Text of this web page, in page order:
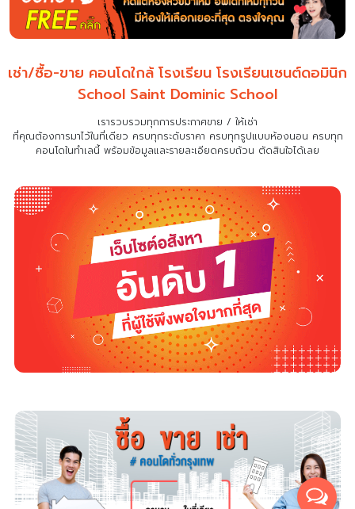
เช่า/ซื้อ-ขาย คอนโดใกล้ โรงเรียน โรงเรียนเซนต์ดอมินิก
School Saint Dominic School
เรารวบรวมทุกการประกาศขาย / ให้เช่า
ที่คุณต้องการมาไว้ในที่เดียว ครบทุกระดับราคา ครบทุกรูปแบบห้องนอน ครบทุก
คอนโดในทำเลนี้ พร้อมข้อมูลและรายละเอียดครบถ้วน ตัดสินใจได้เลย